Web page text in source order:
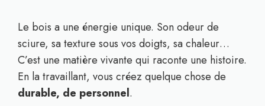
Le bois a une énergie unique. Son odeur de
sciure, sa texture sous vos doigts, sa chaleur…
C’est une matière vivante qui raconte une histoire.
En la travaillant, vous créez quelque chose de
durable, de personnel.